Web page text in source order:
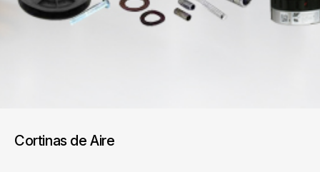
Cortinas de Aire